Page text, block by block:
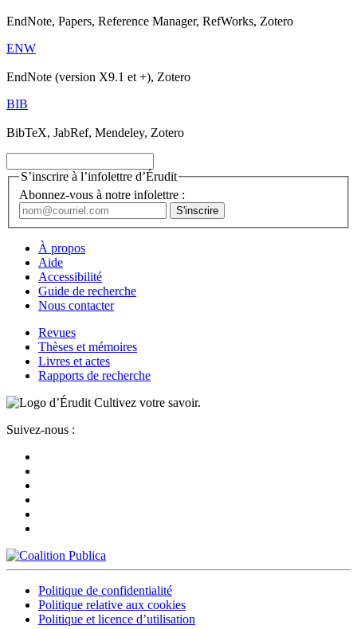
EndNote, Papers, Reference Manager, RefWorks, Zotero
ENW
EndNote (version X9.1 et +), Zotero
BIB
BibTeX, JabRef, Mendeley, Zotero
S’inscrire à l’infolettre d’Érudit
Abonnez-vous à notre infolettre :
À propos
Aide
Accessibilité
Guide de recherche
Nous contacter
Revues
Thèses et mémoires
Livres et actes
Rapports de recherche
Cultivez votre savoir.
Suivez-nous :
Politique de confidentialité
Politique relative aux cookies
Politique et licence d’utilisation